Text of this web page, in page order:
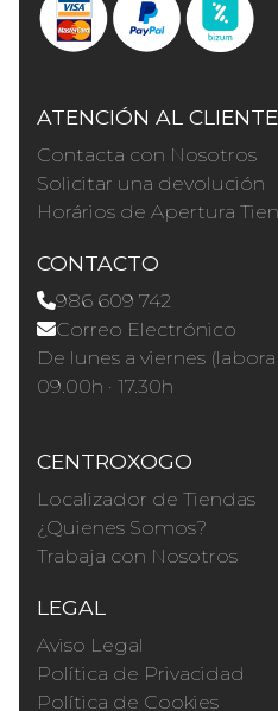
ATENCIÓN AL CLIENTE
Contacta con Nosotros
Solicitar una devolución
Horários de Apertura
CONTACTO
986 609 742
Correo Electrónico
De lunes a viernes
09.00h · 17.30h
CENTROXOGO
Localizador de Tiendas
¿Quienes Somos?
Trabaja con Nosotros
LEGAL
Aviso Legal
Política de Privacidad
Política de Cookies